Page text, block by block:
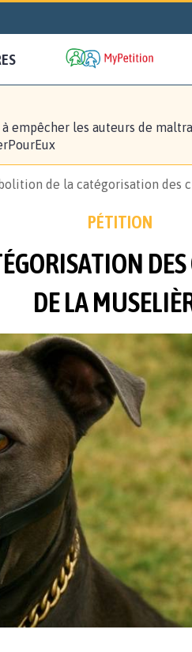
à empêcher les auteurs de
de la catégorisation
PÉTITION
DE LA